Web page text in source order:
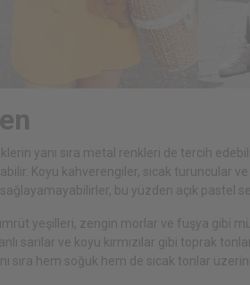
yanı sıra metal renkleri de tercih
Koyu kahverengiler, sıcak turuncular
sağlayamayabilirler, bu yüzden açık pastel
yeşilleri, zengin morlar ve fuşya gibi
sarılar ve koyu kırmızılar gibi toprak
sıra hem soğuk hem de sıcak tonlar